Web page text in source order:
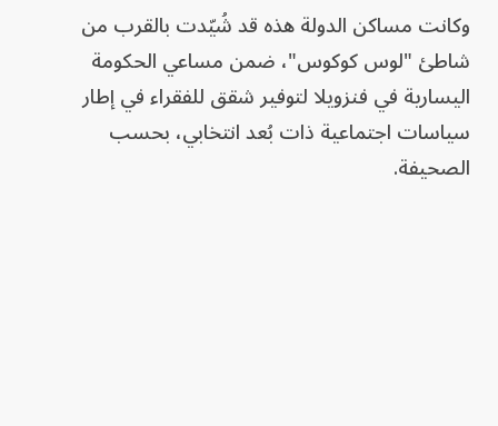
وكانت مساكن الدولة هذه قد شُيّدت بالقرب من
شاطئ "لوس كوكوس"، ضمن مساعي الحكومة
اليسارية في فنزويلا لتوفير شقق للفقراء في إطار
سياسات اجتماعية ذات بُعد انتخابي، بحسب
الصحيفة.